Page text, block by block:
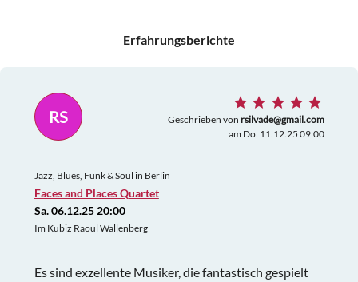
Erfahrungsberichte
RS Geschrieben von rsilvade@gmail.com
am Do. 11.12.25 09:00
Jazz, Blues, Funk & Soul in Berlin
Faces and Places Quartet
Sa. 06.12.25 20:00
Im Kubiz Raoul Wallenberg
Es sind exzellente Musiker, die fantastisch gespielt